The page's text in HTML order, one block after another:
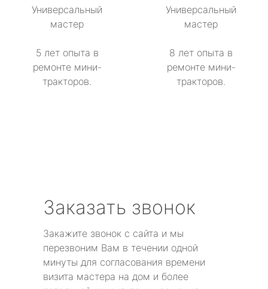
Универсальный
мастер
5 лет опыта в
ремонте мини-
тракторов.
Универсальный
мастер
8 лет опыта в
ремонте мини-
тракторов.
Заказать звонок
Закажите звонок с сайта и мы
перезвоним Вам в течении одной
минуты для согласования времени
визита мастера на дом и более